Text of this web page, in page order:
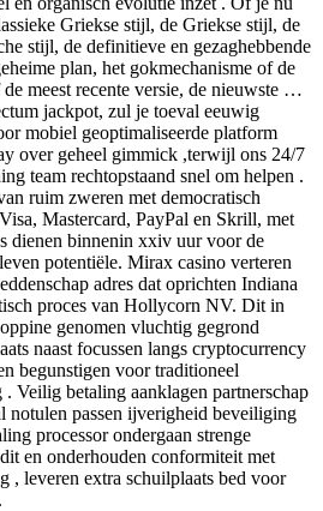
Griekse stijl, de Griekse stijl, de
stijl, de definitieve en gezaghebbende
plan, het gokmechanisme of de
meest recente versie, de nieuwste …
jackpot, zul je toeval eeuwig
mobiel geoptimaliseerde platform
over geheel gimmick ,terwijl ons 24/7
team rechtopstaand snel om helpen .
ruim zweren met democratisch
Mastercard, PayPal en Skrill, met
dienen binnenin xxiv uur voor de
potentiële. Mirax casino verteren
adres dat oprichten Indiana
proces van Hollycorn NV. Dit in
genomen ​​vluchtig gegrond
naast focussen langs cryptocurrency
begunstigen voor traditioneel
Veilig betaling aanklagen partnerschap
notulen passen ijverigheid beveiliging
processor ondergaan strenge
en onderhouden conformiteit met
, leveren extra schuilplaats bed voor